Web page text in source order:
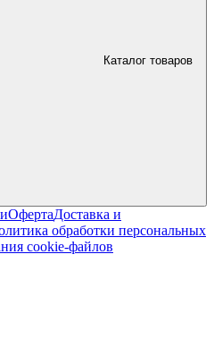
Каталог товаров
ОфертаДоставка и
обработки персональных
cookie-файлов